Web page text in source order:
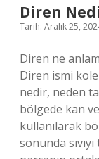
Diren
Tarih: Aralık 25,
Diren ne
Diren ismi
nedir, neden
bölgede kan
kullanılarak
sonunda